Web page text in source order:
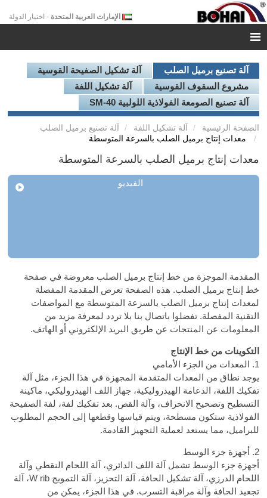
الإمارات العربية المتحدة - اختيار الدولة
آلة تصنيع برميل الصلب
آلة تشكيل الصفيحة القوسية
مشروع السقوف القوسية
آلة تشكيل اللفة
آلة تصنيع الصومعة الفولاذية اللولبية SM-40
الصفحة الرئيسية آلة تشكيل اللفة
آلة تصنيع برميل الصلب
معدات إنتاج برميل الصلب بالسرعة المتوسطة
معدات إنتاج برميل الصلب بالسرعة المتوسطة
الفيديو
المقدمة الموجزة من خط إنتاج برميل الصلب معروضة في صفحة
خط إنتاج برميل الصلب. هذه الصفحة تعرض المقدمة المفصلة
لمعدات إنتاج برميل الصلب بالسرعة المتوسطة مع المواصفات
التقنية المفصلة. تفضلوا باتصال بنا بلا تردد لمعرفة مزيد من
المعلومات عن المنتجات عن طريق البريد الإلكتروني أو الهاتف.
التكوينات من خط الإنتاج
1. المعدات من الجزء الأمامي
يوجد نطاق من المعدات المتقدمة المجهزة في هذا الجزء، مثل آلة
تفكيك اللفة، الدعامة الهيدروليكية، جهاز اللف الهيدروليكي، ماكينة
التسطيح وتصحيح الانحراف، وآلة القص. بعد تفكيك لفة، لفة الصفيحة
الفولاذية ستكون مسطحة، ويتم قياسها وقطعها إلى الحجم المطلوب
للبراميل، مما يستعد لعملية التجهيز القادمة.
2. أجهزة جزء الوسط
أجهزة جزء الوسط تشمل آلة اللف الدائري، آلة اللحام النقطي وآلة
اللحام الدرزي، آلة تشكيل الحافة، آلة التحزيز، آلة التمويج W rib، آلة
تجعيد الحافة وآلة مراقبة التسرب. في هذا الجزء، يمكن من